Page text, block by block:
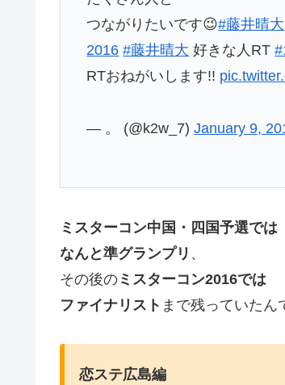
つながりたいです😉#藤井晴大
2016 #藤井晴大 好きな人RT
RTおねがいします!!
— 。 (@k2w_7)January 9,
ミスターコン中国・四国予選では
なんと準グランプリ 、
その後の ミスターコン2016では
ファイナリスト まで残っていたん
恋ステ広島編